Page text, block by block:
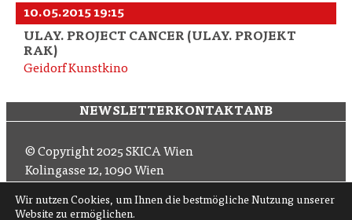
10.05.2015 19:15
ULAY. PROJECT CANCER (ULAY. PROJEKT
RAK)
Geidorf Kunstkino
Wir nutzen Cookies, um Ihnen die bestmögliche Nutzung unserer
Website zu ermöglichen.
NEWSLETTERKONTAKTANB
© Copyright 2025 SKICA Wien
Kolingasse 12, 1090 Wien
Tel+43 1 319 11 60 33